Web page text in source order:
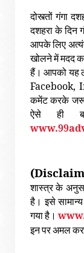
दोस्त्तों गंगा
दशहरा के दिन
आपके लिए
खोलने में मदद
हैं। आपको यह
Facebook,
कमेंट करके
ऐसे ही
शास्त्र के
है। इसे सामान्य
गयाहै।
इनपरअमल